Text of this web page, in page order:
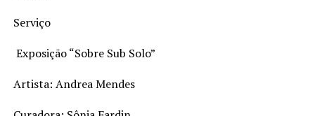
Serviço
Exposição “Sobre Sub Solo”
Artista: Andrea Mendes